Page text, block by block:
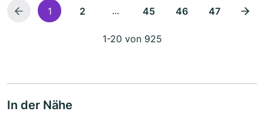
1 2 ... 45 46 47
1-20 von 925
In der Nähe